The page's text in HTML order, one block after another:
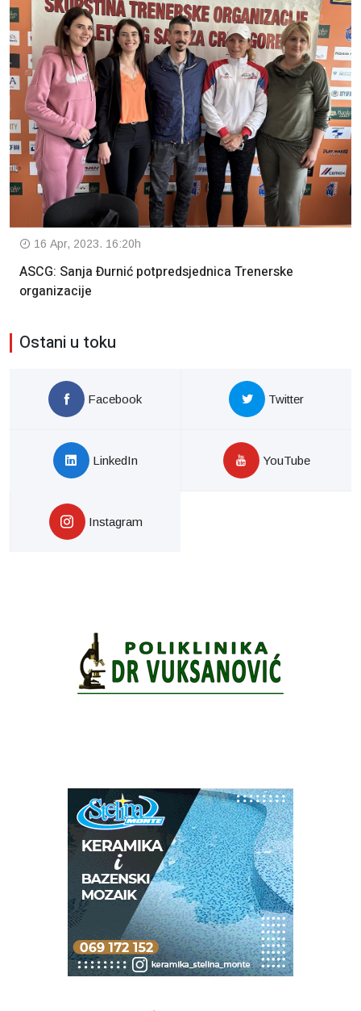
16 Apr, 2023. 16:20h
ASCG: Sanja Đurnić potpredsjednica Trenerske
organizacije
Ostani u toku
Facebook Twitter
LinkedIn YouTube
Instagram